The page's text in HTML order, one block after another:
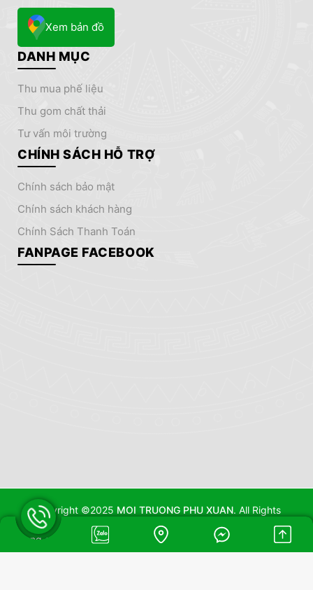
Xem bản đồ
DANH MỤC
thu mua phế liệu
thu gom chất thải
tư vấn môi trường
CHÍNH SÁCH HỖ TRỢ
chính sách bảo mật
chính sách khách hàng
Chính Sách Thanh Toán
FANPAGE FACEBOOK
Copyright ©2025 MOI TRUONG PHU XUAN. All Rights
Reserved. Thiết kế Website MIMA
Đang online: 6
Hôm nay: 30 |Tổng truy cập: 106000